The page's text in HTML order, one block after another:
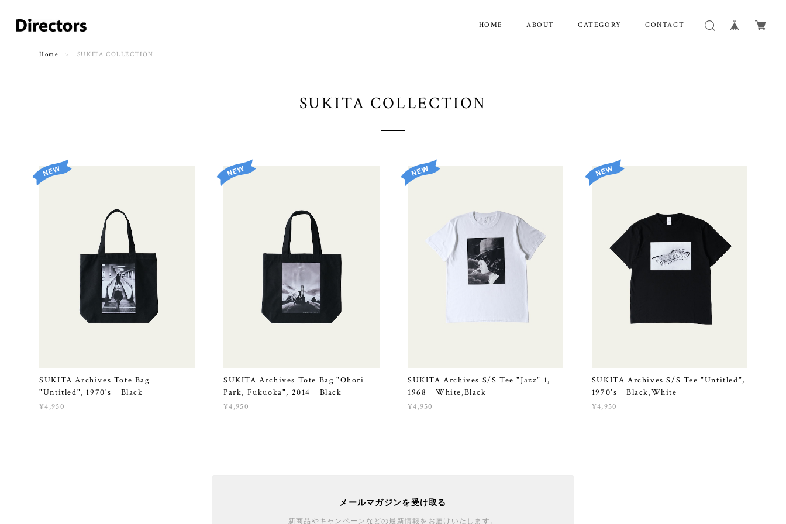
HOME ABOUT CATEGORY CONTACT
Home SUKITA COLLECTION
SUKITA COLLECTION
SUKITA Archives Tote Bag
"Untitled", 1970's Black
¥4,950
SUKITA Archives Tote Bag "Ohori
Park, Fukuoka", 2014 Black
¥4,950
SUKITA Archives S/S Tee "Jazz" 1,
1968 White,Black
¥4,950
SUKITA Archives S/S Tee "Untitled",
1970's Black,White
¥4,950
メールマガジンを受け取る
新商品やキャンペーンなどの最新情報をお届けいたします。